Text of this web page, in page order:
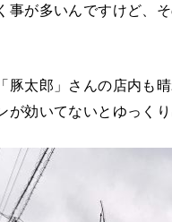
事が多いんですけど、
豚太郎」さんの店内も
が効いてないとゆっく